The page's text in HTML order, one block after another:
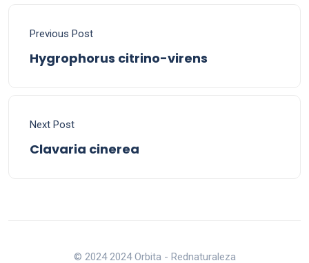
Previous Post
Hygrophorus citrino-virens
Next Post
Clavaria cinerea
© 2024 2024 Orbita - Rednaturaleza